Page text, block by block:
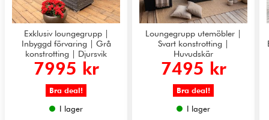
Exklusiv loungegrupp |
Inbyggd förvaring | Grå
konstrotting | Djursvik
7995 kr
Bra deal!
I lager
Loungegrupp utemöbler |
Svart konstrotting |
Huvudskär
7495 kr
Bra deal!
I lager